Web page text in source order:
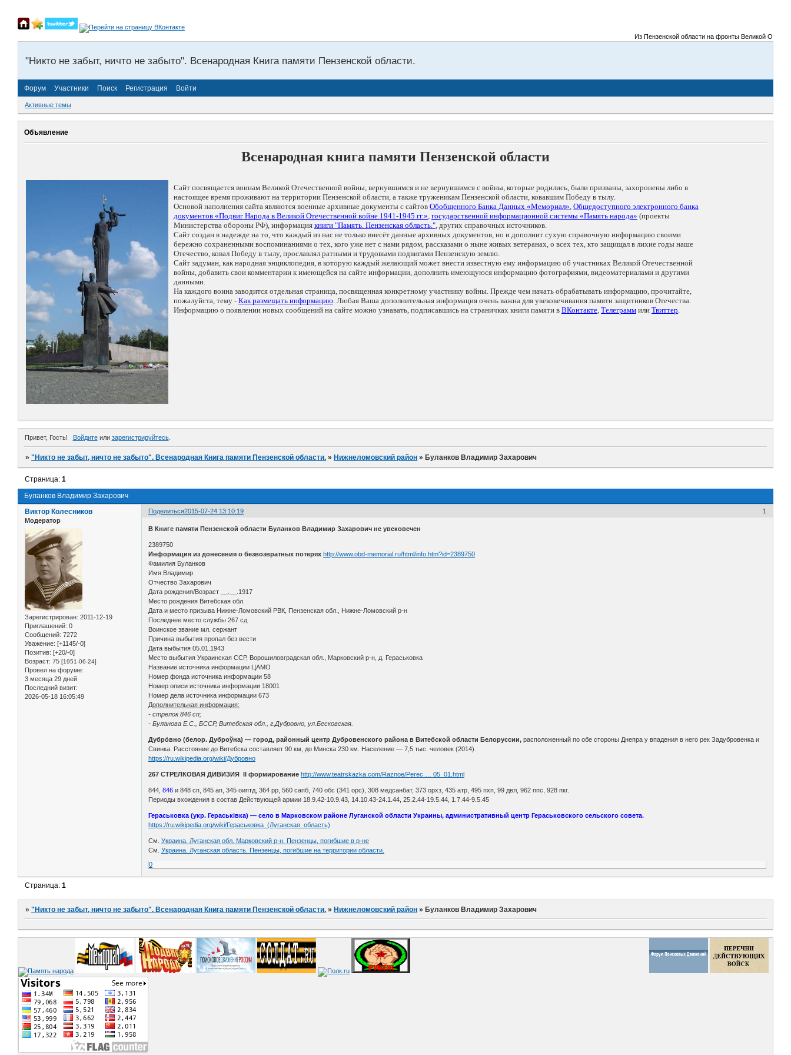
Из Пензенской области на фронты Великой
"Никто не забыт, ничто не забыто". Всенародная Книга памяти Пензенской области.
Форум Участники Поиск Регистрация Войти
Активные темы
Объявление
Всенародная книга памяти Пензенской области
Сайт посвящается воинам Великой Отечественной войны, вернувшимся и не вернувшимся с войны, которые родились, были призваны, захоронены либо в
настоящее время проживают на территории Пензенской области, а также труженикам Пензенской области, ковавшим Победу в тылу.
Основой наполнения сайта являются военные архивные документы с сайтов Обобщенного Банка Данных «Мемориал», Общедоступного электронного банка
документов «Подвиг Народа в Великой Отечественной войне 1941-1945 гг.», государственной информационной системы «Память народа» (проекты
Министерства обороны РФ), информация книги "Память. Пензенская область.", других справочных источников.
Сайт создан в надежде на то, что каждый из нас не только внесёт данные архивных документов, но и дополнит сухую справочную информацию своими
бережно сохраненными воспоминаниями о тех, кого уже нет с нами рядом, рассказами о ныне живых ветеранах, о всех тех, кто защищал в лихие годы наше
Отечество, ковал Победу в тылу, прославлял ратными и трудовыми подвигами Пензенскую землю.
Сайт задуман, как народная энциклопедия, в которую каждый желающий может внести известную ему информацию об участниках Великой Отечественной
войны, добавить свои комментарии к имеющейся на сайте информации, дополнить имеющуюся информацию фотографиями, видеоматериалами и другими
данными.
На каждого воина заводится отдельная страница, посвященная конкретному участнику войны. Прежде чем начать обрабатывать информацию, прочитайте,
пожалуйста, тему - Как размещать информацию. Любая Ваша дополнительная информация очень важна для увековечивания памяти защитников Отечества.
Информацию о появлении новых сообщений на сайте можно узнавать, подписавшись на страничках книги памяти в ВКонтакте, Телеграмм или Твиттер.
Привет, Гость! Войдитеили зарегистрируйтесь.
»"Никто не забыт, ничто не забыто". Всенародная Книга памяти Пензенской области. » Нижнеломовский район » Буланков Владимир Захарович
Буланков Владимир Захарович
Страница:1
Поделиться 1
2015-07-24 13:10:19
Виктор Колесников
Модератор
Зарегистрирован: 2011-12-19
Приглашений: 0
Сообщений: 7272
Уважение: [+1145/-0]
Позитив: [+20/-0]
Возраст: 75 [1951-06-24]
Провел на форуме:
3 месяца 29 дней
Последний визит:
2026-05-18 16:05:49
В Книге памяти Пензенской области Буланков Владимир Захарович не увековечен
2389750
Информация из донесения о безвозвратных потерях http://www.obd-memorial.ru/html/info.htm?id=2389750
Фамилия Буланков
Имя Владимир
Отчество Захарович
Дата рождения/Возраст __.__.1917
Место рождения Витебская обл.
Дата и место призыва Нижне-Ломовский РВК, Пензенская обл., Нижне-Ломовский р-н
Последнее место службы 267 сд
Воинское звание мл. сержант
Причина выбытия пропал без вести
Дата выбытия 05.01.1943
Место выбытия Украинская ССР, Ворошиловградская обл., Марковский р-н, д. Гераськовка
Название источника информации ЦАМО
Номер фонда источника информации 58
Номер описи источника информации 18001
Номер дела источника информации 673
Дополнительная информация:
- стрелок 846 сп;
- Буланова Е.С., БССР, Витебская обл., г.Дубровно, ул.Бесковская.
Дубро́вно (белор. Дуброўна) — город, районный центр Дубровенского района в Витебской области Белоруссии, расположенный по обе стороны Днепра у впадения в него рек Задубровенка и
Свинка. Расстояние до Витебска составляет 90 км, до Минска 230 км. Население — 7,5 тыс. человек (2014).
https://ru.wikipedia.org/wiki/Дубровно
267 СТРЕЛКОВАЯ ДИВИЗИЯ II формирование http://www.teatrskazka.com/Raznoe/Perec … 05_01.html
844,846и 848 сп, 845 ап, 345 оиптд, 364 рр, 560 сапб, 740 обс (341 орс), 308 медсанбат, 373 орхз, 435 атр, 495 пхп, 99 двл, 962 ппс, 928 пкг.
Периоды вхождения в состав Действующей армии 18.9.42-10.9.43, 14.10.43-24.1.44, 25.2.44-19.5.44, 1.7.44-9.5.45
Гераськовка (укр. Гераськівка) — село в Марковском районе Луганской области Украины, административный центр Гераськовского сельского совета.
https://ru.wikipedia.org/wiki/Гераськовка_(Луганская_область)
См.Украина. Луганская обл. Марковский р-н. Пензенцы, погибшие в р-не
См.Украина. Луганская область. Пензенцы, погибшие на территории области.
0
Страница:1
»"Никто не забыт, ничто не забыто". Всенародная Книга памяти Пензенской области. » Нижнеломовский район » Буланков Владимир Захарович